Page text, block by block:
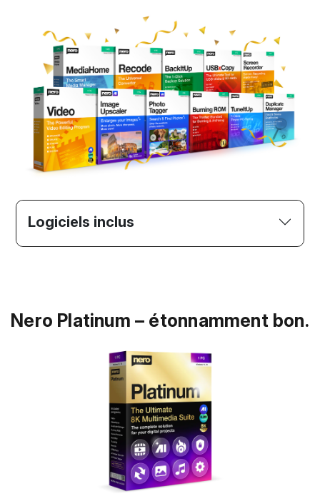
Logiciels inclus
Nero Platinum – étonnamment bon.